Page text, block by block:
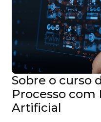
Sobre o curso
Processo
Artificial